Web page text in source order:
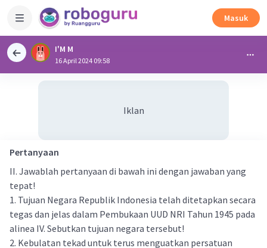
Masuk
I'M M
16 April 2024 09:58
Iklan
Pertanyaan
II. Jawablah pertanyaan di bawah ini dengan jawaban yang
tepat!
1. Tujuan Negara Republik Indonesia telah ditetapkan secara
tegas dan jelas dalam Pembukaan UUD NRI Tahun 1945 pada
alinea IV. Sebutkan tujuan negara tersebut!
2. Kebulatan tekad untuk terus menguatkan persatuan